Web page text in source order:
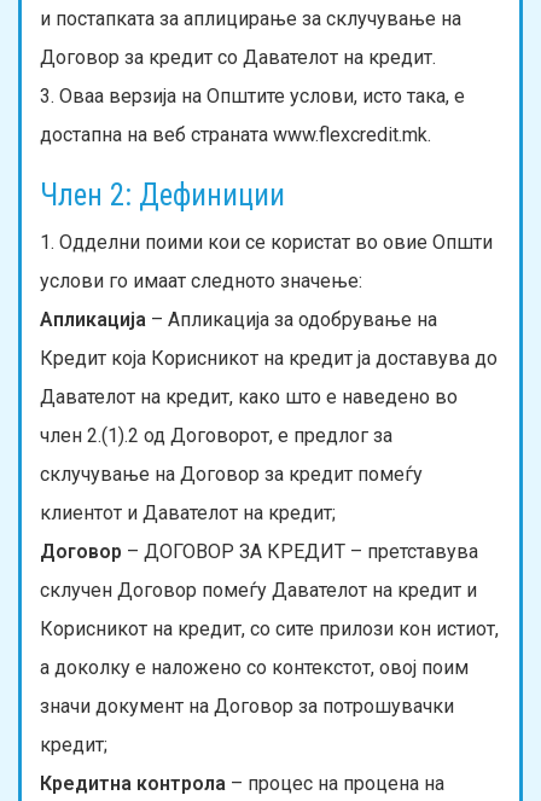
и постапката за аплицирање за склучување на
Договор за кредит со Давателот на кредит.
3. Оваа верзија на Општите услови, исто така, е
достапна на веб страната www.flexcredit.mk.
Член 2: Дефиниции
1. Одделни поими кои се користат во овие Општи
услови го имаат следното значење:
Апликација – Апликација за одобрување на
Кредит која Корисникот на кредит ја доставува до
Давателот на кредит, како што е наведено во
член 2.(1).2 од Договорот, е предлог за
склучување на Договор за кредит помеѓу
клиентот и Давателот на кредит;
Договор – ДОГОВОР ЗА КРЕДИТ – претставува
склучен Договор помеѓу Давателот на кредит и
Корисникот на кредит, со сите прилози кон истиот,
а доколку е наложено со контекстот, овој поим
значи документ на Договор за потрошувачки
кредит;
Кредитна контрола – процес на процена на